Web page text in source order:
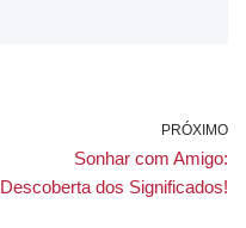
PRÓXIMO
Sonhar com Amigo:
Descoberta dos Significados!